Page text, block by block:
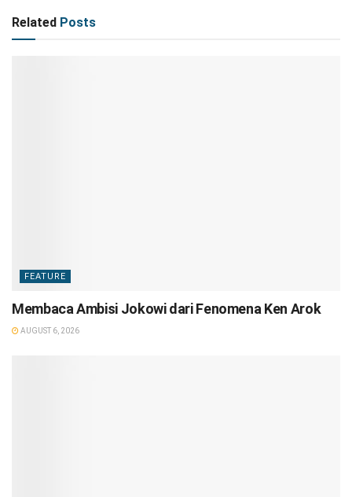
Related Posts
FEATURE
Membaca Ambisi Jokowi dari Fenomena Ken Arok
AUGUST 6, 2026